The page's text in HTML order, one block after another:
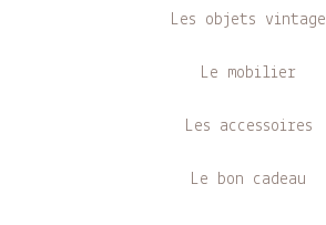
Les objets vintage
Le mobilier
Les accessoires
Le bon cadeau